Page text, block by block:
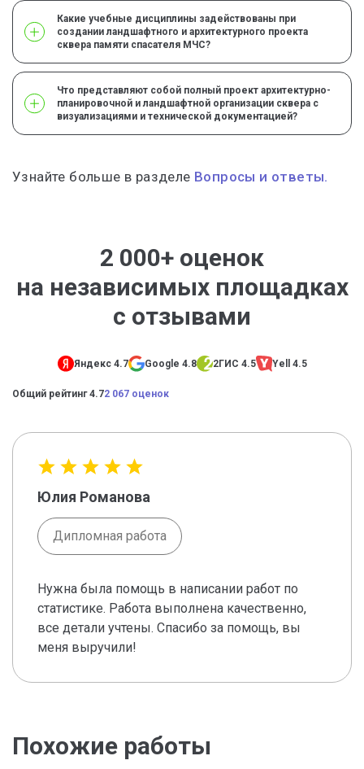
Какие учебные дисциплины задействованы при
создании ландшафтного и архитектурного проекта
сквера памяти спасателя МЧС?
Что представляют собой полный проект архитектурно-
планировочной и ландшафтной организации сквера с
визуализациями и технической документацией?
Узнайте больше в разделе Вопросы и ответы.
2 000+ оценок
на независимых площадках
с отзывами
Яндекс 4.7 Google 4.8 2ГИС 4.5 Yell 4.5
Общий рейтинг 4.72 067 оценок
Юлия Романова
Дипломная работа
Нужна была помощь в написании работ по
статистике. Работа выполнена качественно,
все детали учтены. Спасибо за помощь, вы
меня выручили!
Похожие работы